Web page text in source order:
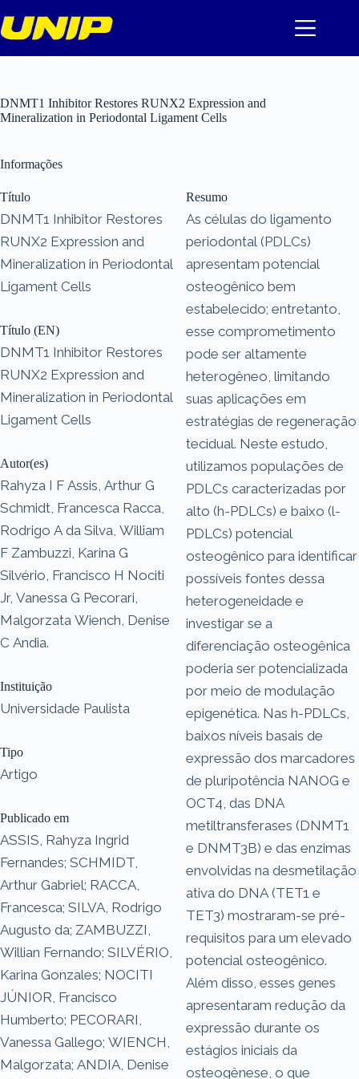
para
o
DNMT1 Inhibitor Restores RUNX2 Expression and
Mineralization in Periodontal Ligament Cells
Informações
Título
DNMT1 Inhibitor Restores
RUNX2 Expression and
Mineralization in Periodontal
Ligament Cells
Título (EN)
DNMT1 Inhibitor Restores
RUNX2 Expression and
Mineralization in Periodontal
Ligament Cells
Autor(es)
Rahyza I F Assis, Arthur G
Schmidt, Francesca Racca,
Rodrigo A da Silva, William
F Zambuzzi, Karina G
Silvério, Francisco H Nociti
Jr, Vanessa G Pecorari,
Malgorzata Wiench, Denise
C Andia.
Instituição
Universidade Paulista
Tipo
Artigo
Publicado em
ASSIS, Rahyza Ingrid
Fernandes; SCHMIDT,
Arthur Gabriel; RACCA,
Francesca; SILVA, Rodrigo
Augusto da; ZAMBUZZI,
Willian Fernando; SILVÉRIO,
Karina Gonzales; NOCITI
JÚNIOR, Francisco
Humberto; PECORARI,
Vanessa Gallego; WIENCH,
Malgorzata; ANDIA, Denise
Resumo
As células do ligamento
periodontal (PDLCs)
apresentam potencial
osteogênico bem
estabelecido; entretanto,
esse comprometimento
pode ser altamente
heterogêneo, limitando
suas aplicações em
estratégias de regeneração
tecidual. Neste estudo,
utilizamos populações de
PDLCs caracterizadas por
alto (h-PDLCs) e baixo (l-
PDLCs) potencial
osteogênico para identificar
possíveis fontes dessa
heterogeneidade e
investigar se a
diferenciação osteogênica
poderia ser potencializada
por meio de modulação
epigenética. Nas h-PDLCs,
baixos níveis basais de
expressão dos marcadores
de pluripotência NANOG e
OCT4, das DNA
metiltransferases (DNMT1
e DNMT3B) e das enzimas
envolvidas na desmetilação
ativa do DNA (TET1 e
TET3) mostraram-se pré-
requisitos para um elevado
potencial osteogênico.
Além disso, esses genes
apresentaram redução da
expressão durante os
estágios iniciais da
osteogênese, o que